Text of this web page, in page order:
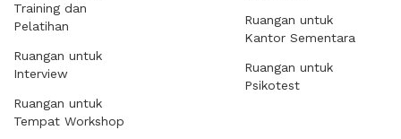
Training dan
Pelatihan
Ruangan untuk
Interview
Ruangan untuk
Tempat Workshop
Ruangan untuk
Kantor Sementara
Ruangan untuk
Psikotest